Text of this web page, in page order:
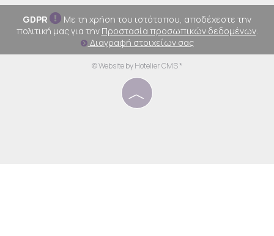
GDPR
Με τη χρήση του ιστότοπου, αποδέχεστε την
πολιτική μας για την Προστασία προσωπικών δεδομένων.
Διαγραφή στοιχείων σας
© Website by Hotelier CMS *
︿